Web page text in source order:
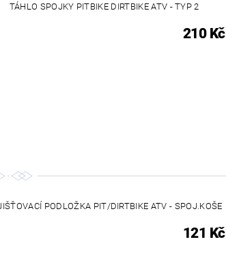
TÁHLO SPOJKY PITBIKE DIRTBIKE ATV - TYP 2
210 Kč
PODLOŽKA PIT/DIRTBIKE ATV - SPOJ.KOŠE
121 Kč